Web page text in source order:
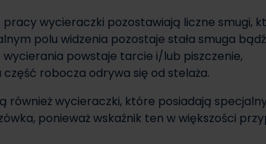
pracy wycieraczki pozostawiają liczne smugi,
polu widzenia pozostaje stała smuga
wycierania powstaje tarcie i/lub piszczenie,
część robocza odrywa się od stelaża.
również wycieraczki, które posiadają
ponieważ wskaźnik ten w większości